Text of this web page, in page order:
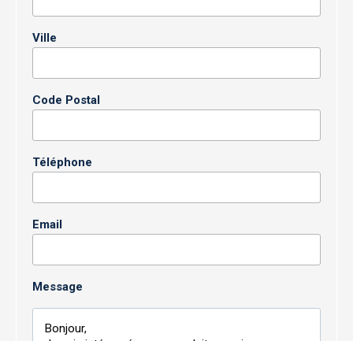
Ville
Code Postal
Téléphone
Email
Message